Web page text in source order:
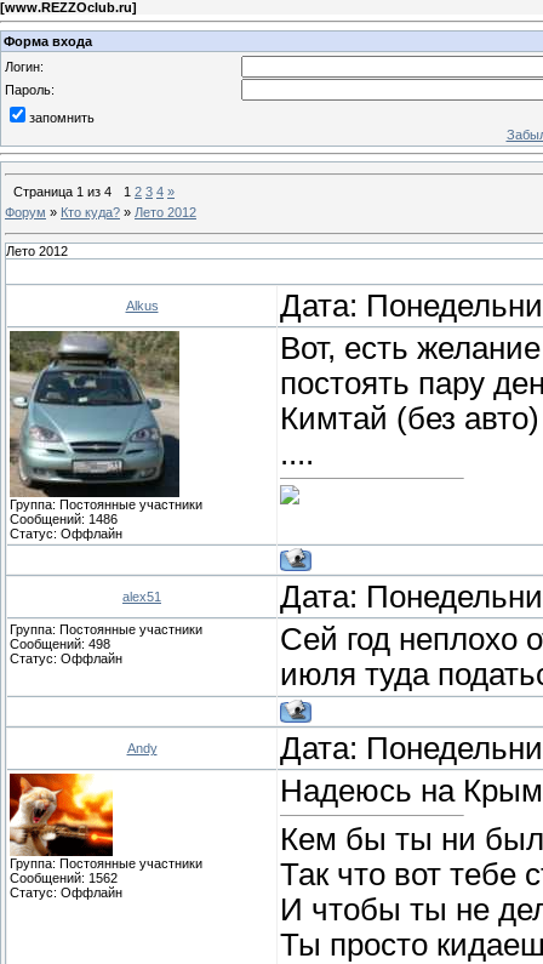
[www.REZZOclub.ru]
Форма входа
Логин:
Пароль:
запомнить
Страница 1 из 4 1 2 3 4 »
Форум » Кто куда? » Лето 2012
Лето 2012
Alkus Дата:
Группа: Постоянные участники
Сообщений: 1486
Статус: Оффлайн
Вот, есть
постоять пару
Кимтай (без
....
alex51 Дата:
Группа: Постоянные участники
Сообщений: 498
Статус: Оффлайн
Сей год неплохо
июля туда
Andy Дата:
Группа: Постоянные участники
Сообщений: 1562
Статус: Оффлайн
Надеюсь на
Кем бы ты ни
Так что вот тебе
И чтобы ты не
Ты просто